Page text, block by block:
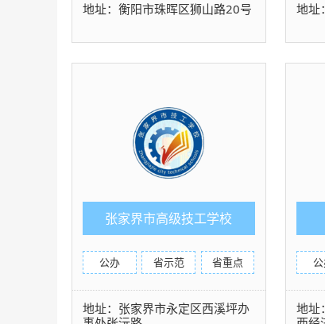
地址：衡阳市珠晖区狮山路20号 地址
张家界市高级技工学校
公办 省示范 省重点
地址：张家界市永定区西溪坪办
地址